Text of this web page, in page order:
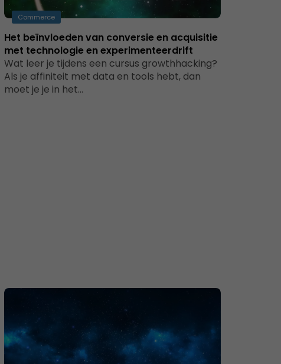
Commerce
Het beïnvloeden van conversie en acquisitie
met technologie en experimenteerdrift
Wat leer je tijdens een cursus growthhacking?
Als je affiniteit met data en tools hebt, dan
moet je je in het…